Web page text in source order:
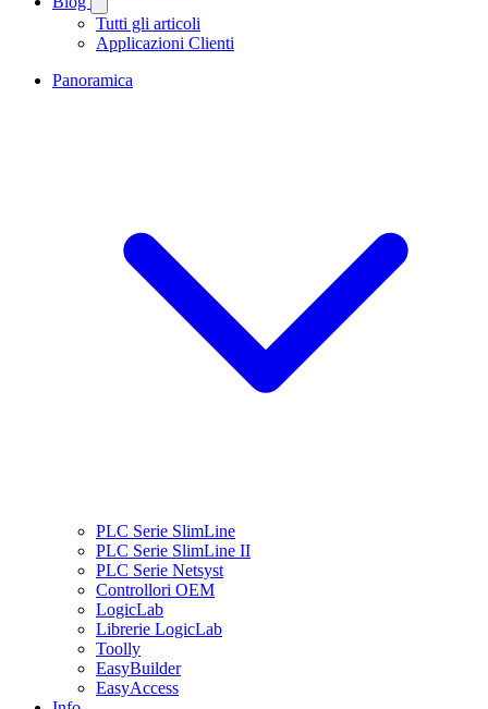
Tutti gli articoli
Applicazioni Clienti
Panoramica
PLC Serie SlimLine
PLC Serie SlimLine II
PLC Serie Netsyst
Controllori OEM
LogicLab
Librerie LogicLab
Toolly
EasyBuilder
EasyAccess